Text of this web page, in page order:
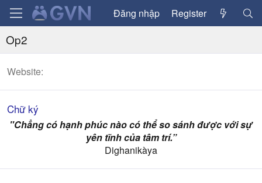
Đăng nhập Register
Op2
Website
Chữ ký
"Chẳng có hạnh phúc nào có thể so sánh được với sự
yên tĩnh của tâm trí.”
Dighanikàya​